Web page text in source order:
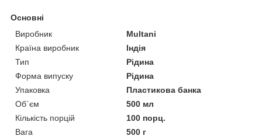
Основні
Виробник
Multani
Країна виробник
Індія
Тип
Рідина
Форма випуску
Рідина
Упаковка
Пластикова банка
Об`єм
500 мл
Кількість порцій
100 порц.
Вага
500 г